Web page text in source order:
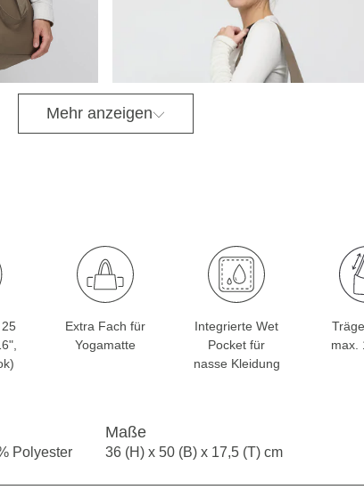
Mehr anzeigen
Extra Fach für
Yogamatte
Integrierte Wet
Pocket für
nasse Kleidung
max.
Polyester
Maße
36 (H) x 50 (B) x 17,5 (T) cm